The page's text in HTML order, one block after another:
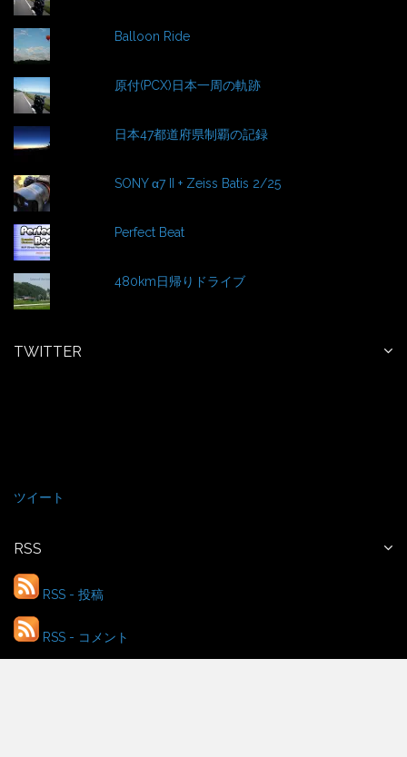
:
Balloon Ride
原付(PCX)日本一周の軌跡
日本47都道府県制覇の記録
SONY α7 II + Zeiss Batis 2/25
Perfect Beat
480km日帰りドライブ
TWITTER
ツイート
RSS
RSS - 投稿
RSS - コメント